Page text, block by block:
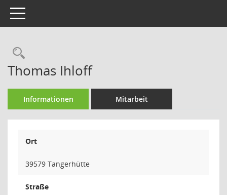
Toggle navigation
Rechercheauswahl
Thomas Ihloff
Informationen Mitarbeit
Ort
39579 Tangerhütte
Straße